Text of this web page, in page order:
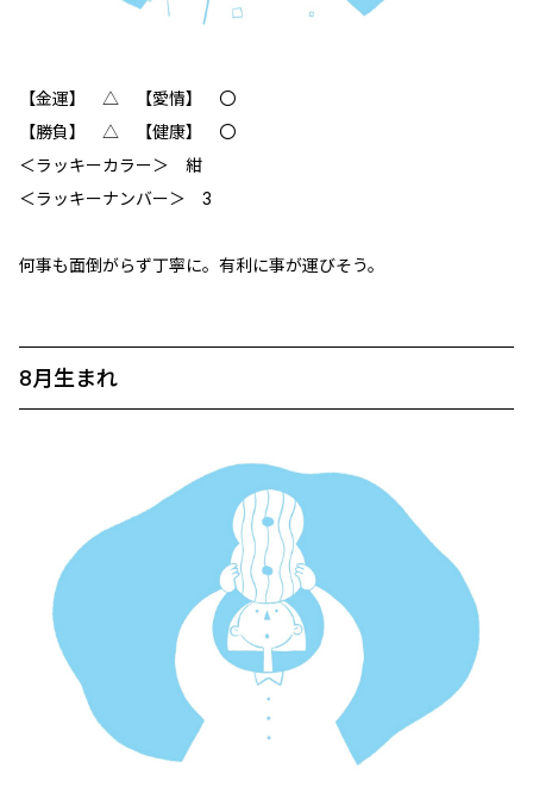
【金運】 △ 【愛情】 〇
【勝負】 △ 【健康】 〇
＜ラッキーカラー＞ 紺
＜ラッキーナンバー＞ 3
何事も面倒がらず丁寧に。有利に事が運びそう。
8月生まれ